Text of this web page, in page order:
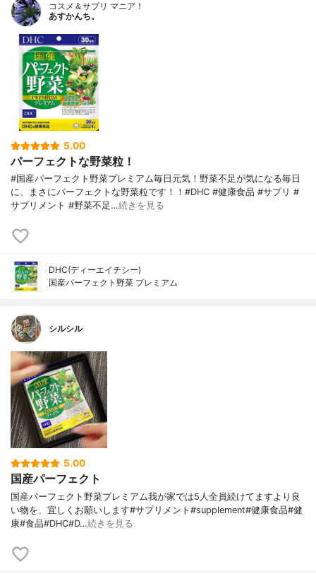
コスメ＆サプリ マニア！
あすかんち。
5.00
パーフェクトな野菜粒！
#国産パーフェクト野菜プレミアム毎日元気！野菜不足が気になる毎日
に、まさにパーフェクトな野菜粒です！！#DHC #健康食品 #サプリ #
サプリメント #野菜不足…続きを見る
DHC(ディーエイチシー)
国産パーフェクト野菜 プレミアム
シルシル
5.00
国産パーフェクト
国産パーフェクト野菜プレミアム我が家では5人全員続けてますより良
い物を、宜しくお願いします#サプリメント#supplement#健康食品#健
康#食品#DHC#D…続きを見る